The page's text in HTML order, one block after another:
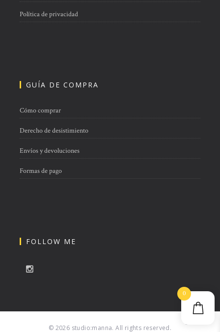
Política de privacidad
GUÍA DE COMPRA
Cómo comprar
Derecho de desistimiento
Envíos y devoluciones
Formas de pago
FOLLOW ME
© 2026 studio:manna. All rights reserved.
0